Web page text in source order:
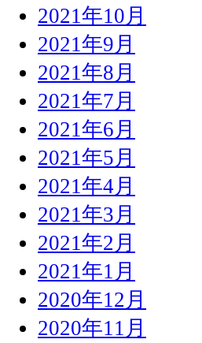
2021年10月
2021年9月
2021年8月
2021年7月
2021年6月
2021年5月
2021年4月
2021年3月
2021年2月
2021年1月
2020年12月
2020年11月